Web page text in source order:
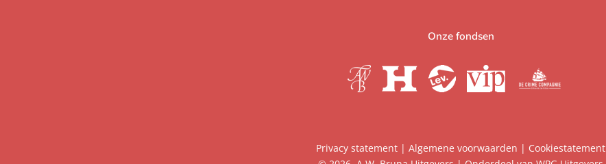
Onze fondsen
Privacy statement | Algemene voorwaarden | Cookiestatement